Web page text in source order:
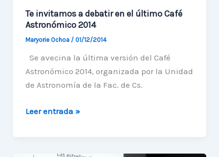
Te invitamos a debatir en el último Café
Astronómico 2014
Maryorie Ochoa / 01/12/2014
Se avecina la última versión del Café
Astronómico 2014, organizada por la Unidad
de Astronomía de la Fac. de Cs.
Te
Leer entrada »